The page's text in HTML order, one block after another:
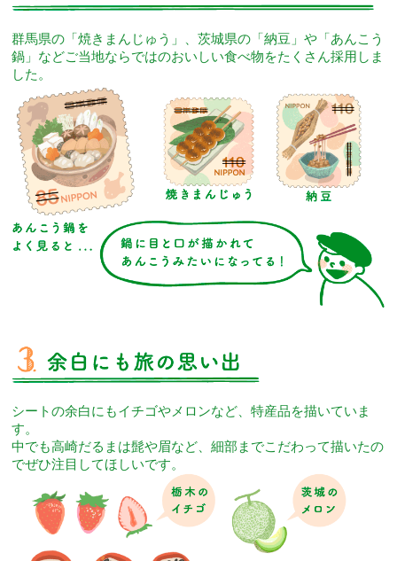
群馬県の「焼きまんじゅう」、茨城県の「納豆」や「あんこう
鍋」などご当地ならではのおいしい食べ物をたくさん採用しま
した。
シートの余白にもイチゴやメロンなど、特産品を描いていま
す。
中でも高崎だるまは髭や眉など、細部までこだわって描いたの
でぜひ注目してほしいです。